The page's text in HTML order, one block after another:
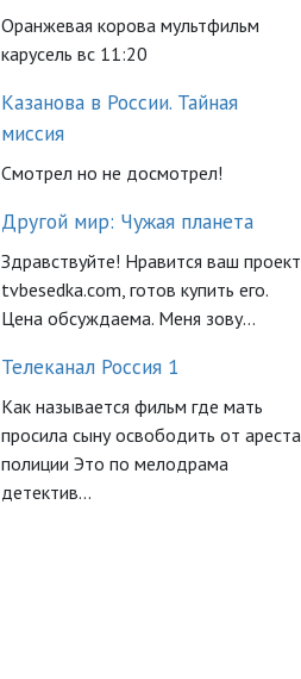
Оранжевая корова мультфильм
карусель вс 11:20
Казанова в России. Тайная
миссия
Смотрел но не досмотрел!
Другой мир: Чужая планета
Здравствуйте! Нравится ваш проект
tvbesedka.com, готов купить его.
Цена обсуждаема. Меня зову...
Телеканал Россия 1
Как называется фильм где мать
просила сыну освободить от ареста
полиции Это по мелодрама
детектив...